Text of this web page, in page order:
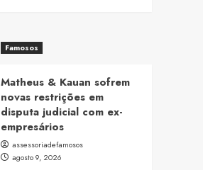
Famosos
Matheus & Kauan sofrem
novas restrições em
disputa judicial com ex-
empresários
assessoriadefamosos
agosto 9, 2026